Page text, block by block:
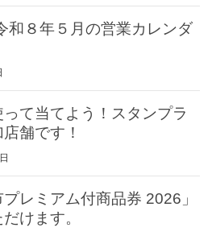
和８年５月の営業カレンダ
て当てよう！スタンプラ
舗です！
プレミアム付商品券 2026」
けます。